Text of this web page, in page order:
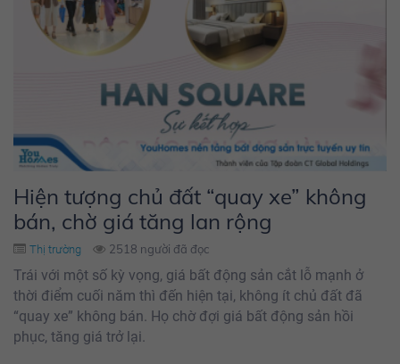
Hiện tượng chủ đất “quay xe” không
bán, chờ giá tăng lan rộng
Thị trường 2518 người đã đọc
Trái với một số kỳ vọng, giá bất động sản cắt lỗ mạnh ở
thời điểm cuối năm thì đến hiện tại, không ít chủ đất đã
“quay xe” không bán. Họ chờ đợi giá bất động sản hồi
phục, tăng giá trở lại.